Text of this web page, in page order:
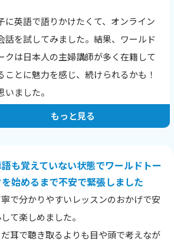
に英語で語りかけたくて、オンライン
話を試してみました。結果、ワールド
クは日本人の主婦講師が多く在籍して
ことに魅力を感じ、続けられるかも！
いました。
らないことは日本語で質問でき、例え
トイレの便座にもう少し深く腰かけ
、辞書では調べにくい表現も丁寧に教
もらえ、息子との英語生活が楽しくな
います。
もっと見る
も覚えていない状態でワールドトー
始めるまで不安で緊張しました
で分かりやすいレッスンのおかげで安
て楽しめました。
だ耳で聴き取るよりも目や頭で考えなが